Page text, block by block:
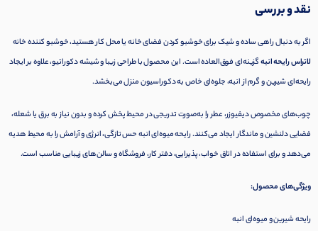
نقد و بررسی
اگر به دنبال راهی ساده و شیک برای خوشبو کردن فضای خانه یا محل کار هستید، خوشبو کننده خانه
لاتراس رایحه انبهگزینه‌ای فوق‌العاده است. این محصول با طراحی زیبا و شیشه دکوراتیو، علاوه بر ایجاد
رایحه‌ای شیرین و گرم از انبه، جلوه‌ای خاص به دکوراسیون منزل می‌بخشد.
چوب‌های مخصوص دیفیوزر، عطر را به‌صورت تدریجی در محیط پخش کرده و بدون نیاز به برق یا شعله،
فضایی دلنشین و ماندگار ایجاد می‌کنند. رایحه میوه‌ای انبه حس تازگی، انرژی و آرامش را به محیط هدیه
می‌دهد و برای استفاده در اتاق خواب، پذیرایی، دفتر کار، فروشگاه و سالن‌های زیبایی مناسب است.
ویژگی‌های محصول:
رایحه شیرین و میوه‌ای انبه